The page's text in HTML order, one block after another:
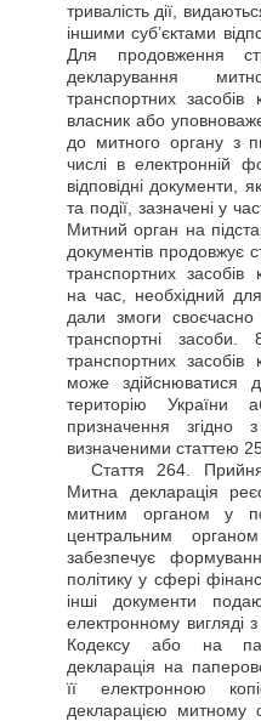
тривалість дії,
іншими суб’єктами
Для продовження
декларування
транспортних засобів
власник або
до митного органу з
числі в електронній
відповідні документи,
та події, зазначені у
Митний орган на
документів продовжує
транспортних засобів
на час, необхідний
дали змоги своєчасно
транспортні засоби.
транспортних засобів
може здійснюватися
територію України
призначення згідно
визначеними статтею
Стаття 264.
Митна декларація
митним органом у
центральним
забезпечує
політику у сфері
інші документи
електронному вигляді
Кодексу або на
декларація на
її електронною
декларацією митному